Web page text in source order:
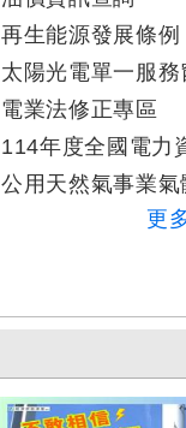
再生能源發展條例
太陽光電單一服務
電業法修正專區
公用天然氣事業氣
更